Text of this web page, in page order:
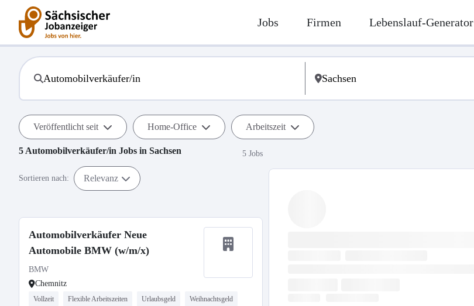
Jobs Firmen Lebenslauf-Generator
Veröffentlicht seit Home-Office Arbeitszeit
5 Automobilverkäufer/in Jobs in Sachsen 5 Jobs
Sortieren nach: Relevanz
Automobilverkäufer Neue
Automobile BMW (w/m/x)
BMW
Chemnitz
Vollzeit Flexible Arbeitszeiten Urlaubsgeld Weihnachtsgeld